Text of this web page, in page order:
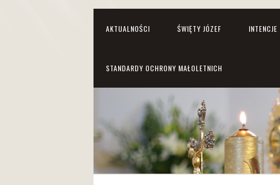
AKTUALNOŚCI ŚWIĘTY JÓZEF INTENCJE
STANDARDY OCHRONY MAŁOLETNICH